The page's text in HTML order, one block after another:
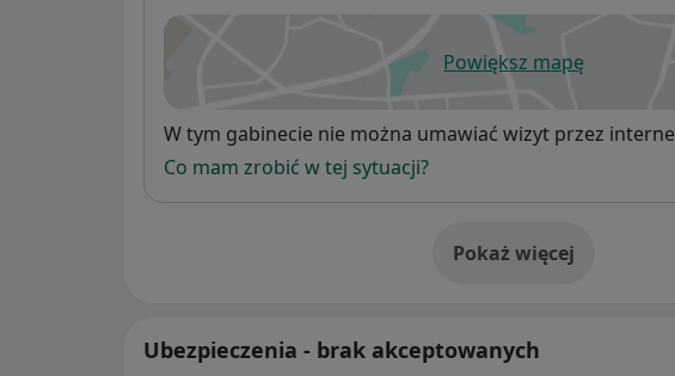
Powiększ mapę
otwiera się w
Dostępność
W tym gabinecie nie można umawiać wizyt przez
Co mam zrobić w tej sytuacji?
Pokaż więcej
o adresie
Ubezpieczenia - brak akceptowanych